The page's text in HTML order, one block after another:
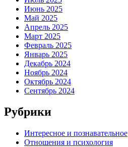
Июнь 2025
Май 2025
Апрель 2025
Март 2025
Февраль 2025
Январь 2025
Декабрь 2024
Ноябрь 2024
Октябрь 2024
Сентябрь 2024
Рубрики
Интересное и познавательное
Отношения и психология